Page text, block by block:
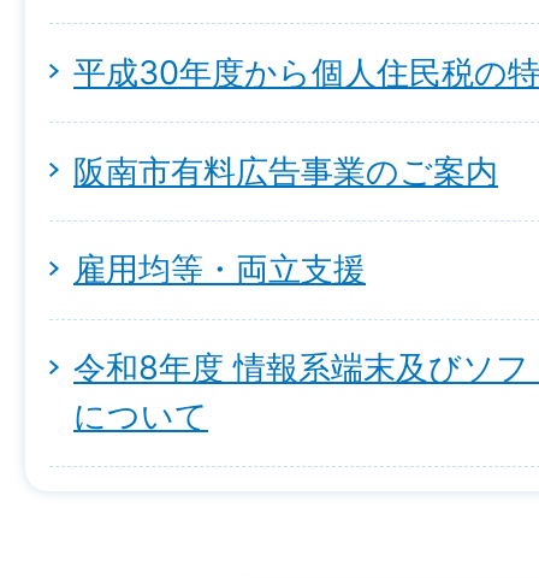
平成30年度から個人住民税の
阪南市有料広告事業のご案内
雇用均等・両立支援
令和8年度 情報系端末及びソ
について